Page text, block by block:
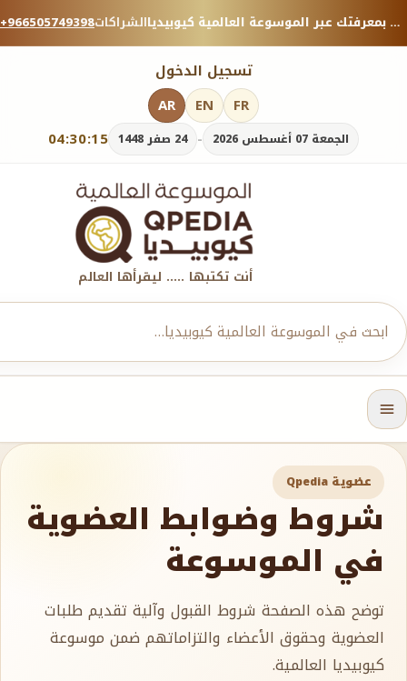
+966505749398الشراكات منصة معرفية موثوقة — شارك بمعرفتك عبر الموسوعة العالمية كيوبيديا.
تسجيل الدخول
04:30:15 الجمعة 07 أغسطس 2026 - 24 صفر 1448
AR EN FR
أنت تكتبها ..... ليقرأها العالم
عضوية Qpedia
شروط وضوابط العضوية
في الموسوعة
توضح هذه الصفحة شروط القبول وآلية تقديم طلبات
العضوية وحقوق الأعضاء والتزاماتهم ضمن موسوعة
كيوبيديا العالمية.